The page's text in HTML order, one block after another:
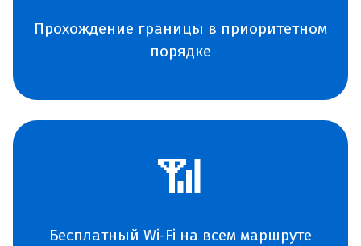
Прохождение границы в приоритетном
порядке
📶
Бесплатный Wi-Fi на всем маршруте